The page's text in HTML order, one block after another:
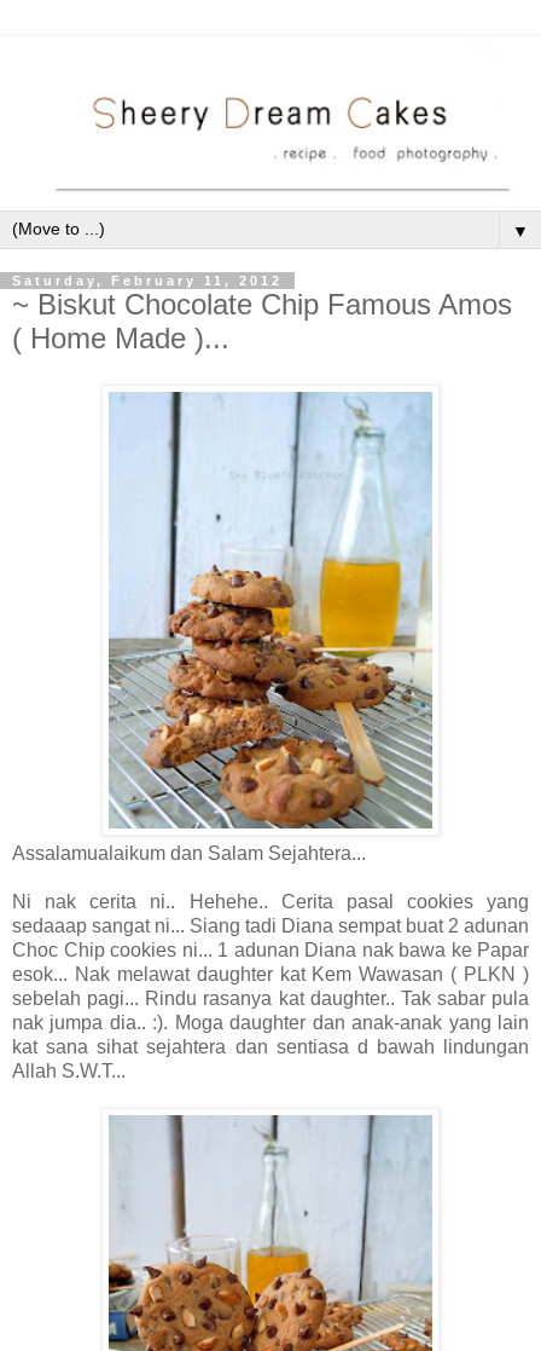
▼
Saturday, February 11, 2012
~ Biskut Chocolate Chip Famous Amos
( Home Made )...
Assalamualaikum dan Salam Sejahtera...
Ni nak cerita ni.. Hehehe.. Cerita pasal cookies yang
sedaaap sangat ni... Siang tadi Diana sempat buat 2 adunan
Choc Chip cookies ni... 1 adunan Diana nak bawa ke Papar
esok... Nak melawat daughter kat Kem Wawasan ( PLKN )
sebelah pagi... Rindu rasanya kat daughter.. Tak sabar pula
nak jumpa dia.. :). Moga daughter dan anak-anak yang lain
kat sana sihat sejahtera dan sentiasa d bawah lindungan
Allah S.W.T...